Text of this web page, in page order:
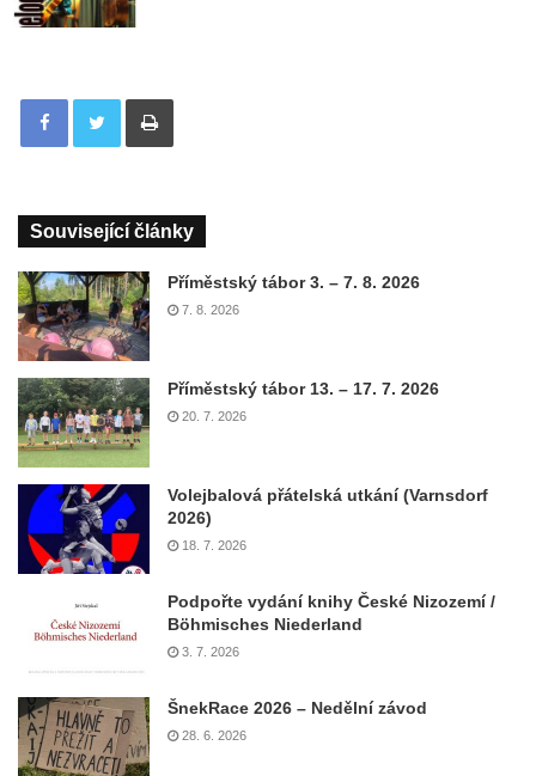
Tisknout
Související články
Příměstský tábor 3. – 7. 8. 2026
7. 8. 2026
Příměstský tábor 13. – 17. 7. 2026
20. 7. 2026
Volejbalová přátelská utkání (Varnsdorf
2026)
18. 7. 2026
Podpořte vydání knihy České Nizozemí /
Böhmisches Niederland
3. 7. 2026
ŠnekRace 2026 – Nedělní závod
28. 6. 2026